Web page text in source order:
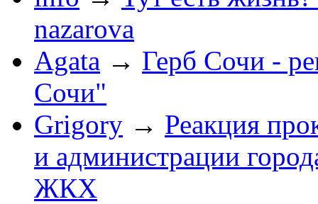
nazarova
Agata → Герб Сочи -
Сочи"
Grigory → Реакция
и администрации
ЖКХ